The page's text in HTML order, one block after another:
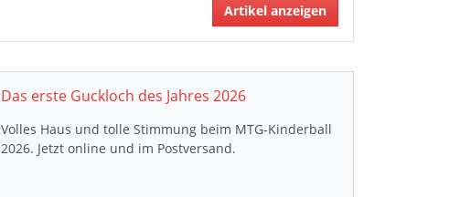
Artikel anzeigen
Das erste Guckloch des Jahres 2026
Volles Haus und tolle Stimmung beim MTG-Kinderball
2026. Jetzt online und im Postversand.